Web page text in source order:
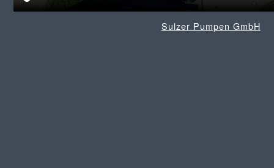
Sulzer Pumpen GmbH